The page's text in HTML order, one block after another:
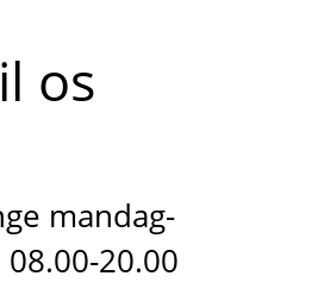
os
mandag-
20.00